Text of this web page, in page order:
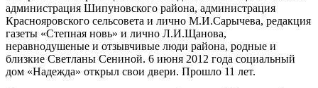
администрация Шипуновского района, администрация
Краснояровского сельсовета и лично М.И.Сарычева, редакция
газеты «Степная новь» и лично Л.И.Щанова,
неравнодушеные и отзывчивые люди района, родные и
близкие Светланы Сениной. 6 июня 2012 года социальный
дом «Надежда» открыл свои двери. Прошло 11 лет.